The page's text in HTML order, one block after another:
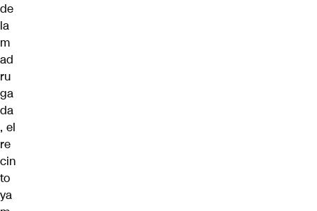
de
la
m
ad
ru
ga
da
, el
re
cin
to
ya